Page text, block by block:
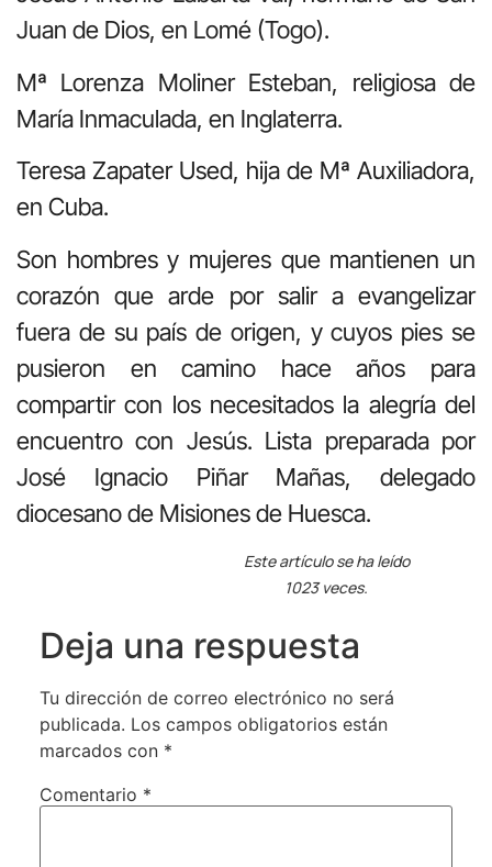
Juan de Dios, en Lomé (Togo).
Mª Lorenza Moliner Esteban, religiosa de
María Inmaculada, en Inglaterra.
Teresa Zapater Used, hija de Mª Auxiliadora,
en Cuba.
Son hombres y mujeres que mantienen un
corazón que arde por salir a evangelizar
fuera de su país de origen, y cuyos pies se
pusieron en camino hace años para
compartir con los necesitados la alegría del
encuentro con Jesús. Lista preparada por
José Ignacio Piñar Mañas, delegado
diocesano de Misiones de Huesca.
Este artículo se ha leído
1023 veces.
Deja una respuesta
Tu dirección de correo electrónico no será
publicada. Los campos obligatorios están
marcados con *
Comentario *